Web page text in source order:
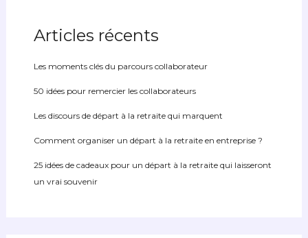
Articles récents
Les moments clés du parcours collaborateur
50 idées pour remercier les collaborateurs
Les discours de départ à la retraite qui marquent
Comment organiser un départ à la retraite en entreprise ?
25 idées de cadeaux pour un départ à la retraite qui laisseront
un vrai souvenir